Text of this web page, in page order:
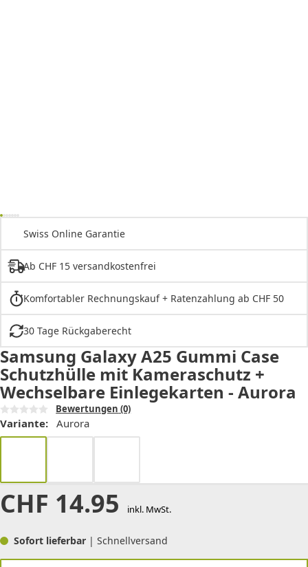
Swiss Online Garantie
Ab CHF 15 versandkostenfrei
Komfortabler Rechnungskauf + Ratenzahlung ab CHF 50
30 Tage Rückgaberecht
Samsung Galaxy A25 Gummi Case
Schutzhülle mit Kameraschutz +
Wechselbare Einlegekarten - Aurora
Bewertungen (0)
Variante: Aurora
CHF 14.95 inkl. MwSt.
Sofort lieferbar | Schnellversand